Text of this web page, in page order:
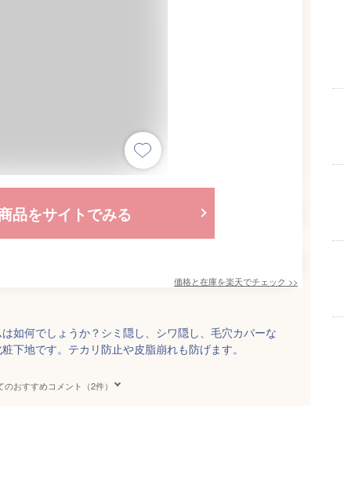
品をサイトでみる
価格と在庫を楽天でチェック >>
如何でしょうか？シミ隠し、シワ隠し、毛穴カバーな
下地です。テカリ防止や皮脂崩れも防げます。
のおすすめコメント（2件）